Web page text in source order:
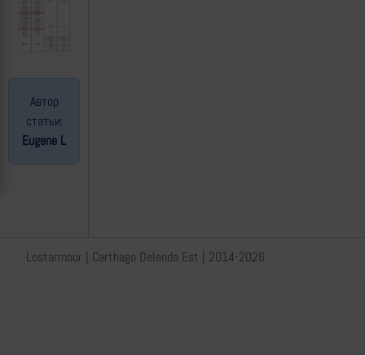
Автор
статьи:
Eugene L
Lostarmour | Carthago Delenda Est | 2014-2026